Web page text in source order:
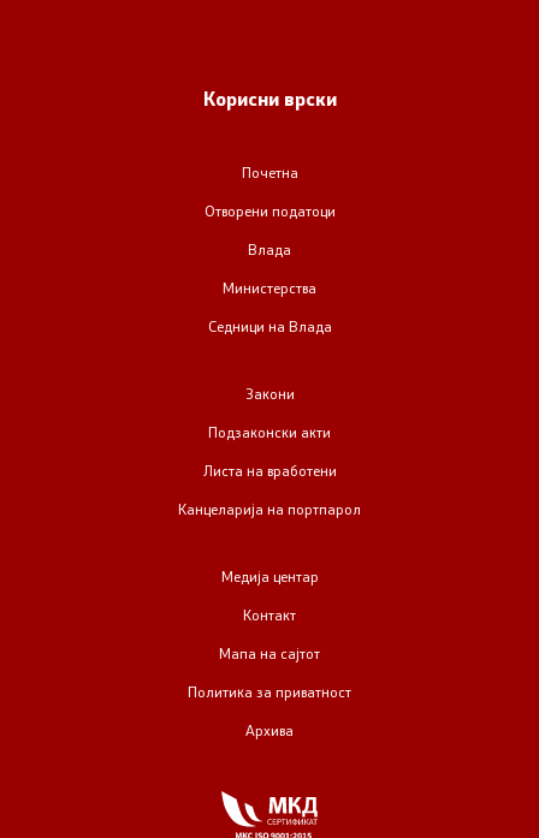
Со еден клик до сите услуги
Корисни врски
Почетна
Отворени податоци
Влада
Министерства
Седници на Влада
Закони
Подзаконски акти
Листа на вработени
Канцеларија на портпарол
Медија центар
Контакт
Мапа на сајтот
Политика за приватност
Архива